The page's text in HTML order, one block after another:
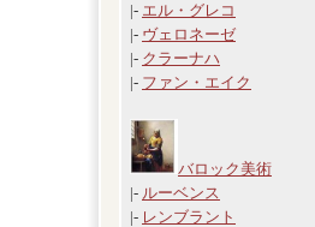
|- エル・グレコ
|- ヴェロネーゼ
|- クラーナハ
|- ファン・エイク
バロック美術
|- ルーベンス
|- レンブラント